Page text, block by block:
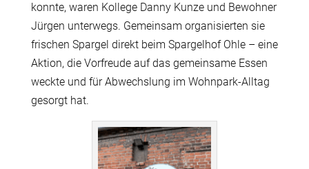
konnte, waren Kollege Danny Kunze und Bewohner
Jürgen unterwegs. Gemeinsam organisierten sie
frischen Spargel direkt beim Spargelhof Ohle – eine
Aktion, die Vorfreude auf das gemeinsame Essen
weckte und für Abwechslung im Wohnpark-Alltag
gesorgt hat.